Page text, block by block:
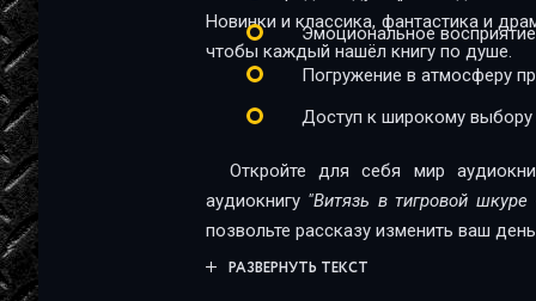
22_Zaveschanie Avtandila tsaryu
23_Molitva Avtandila pered otezdom
24_Rostevan uznaet o taynom otezde
26_Avtandil v poiskah Tariela- plach ego i
27_Avtandil nahodit Tariela vo vtoroy raz
Новинки и классика, фантастика и
чтобы каждый нашёл книгу по душе.
Эмоциональное восприятие
Погружение в атмосферу
Доступ к широкому выбору
Откройте для себя мир
аудиокнигу "Витязь в тигровой
позвольте рассказу изменить ваш
РАЗВЕРНУТЬ ТЕКСТ